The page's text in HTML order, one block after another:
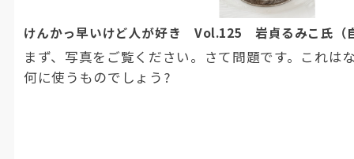
けんかっ早いけど人が好き Vol.125 岩貞るみこ氏（
まず、写真をご覧ください。さて問題です。これは
何に使うものでしょう?